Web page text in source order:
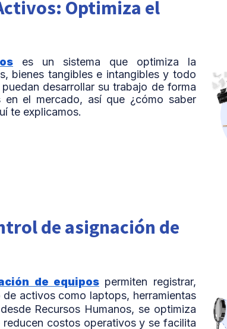
Optimiza el
es un sistema que optimiza la
bienes tangibles e intangibles y todo
desarrollar su trabajo de forma
en el mercado, así que ¿cómo saber
te explicamos.
de asignación de
de equipospermiten registrar,
activos como laptops, herramientas
Recursos Humanos, se optimiza
costos operativos y se facilita